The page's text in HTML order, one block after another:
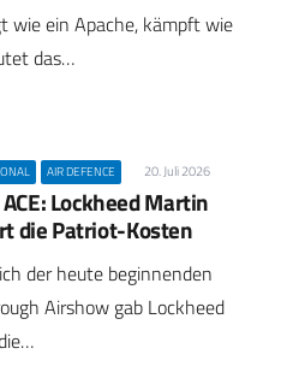
wie ein Apache, kämpft wie
das…
AIR DEFENCE 20. Juli 2026
Lockheed Martin
die Patriot-Kosten
der heute beginnenden
Airshow gab Lockheed